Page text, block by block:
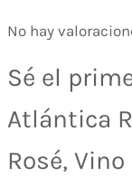
No hay
Sé el
Atlántica
Rosé,